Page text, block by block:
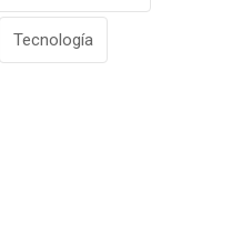
Tecnología